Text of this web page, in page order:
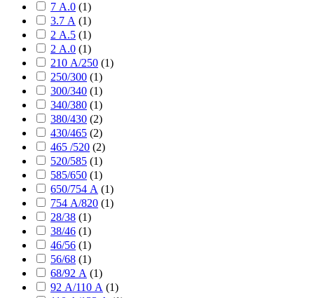
7 А.0 (1)
3.7 А (1)
2 А.5 (1)
2 А.0 (1)
210 А/250 (1)
250/300 (1)
300/340 (1)
340/380 (1)
380/430 (2)
430/465 (2)
465 /520 (2)
520/585 (1)
585/650 (1)
650/754 А (1)
754 А/820 (1)
28/38 (1)
38/46 (1)
46/56 (1)
56/68 (1)
68/92 А (1)
92 А/110 А (1)